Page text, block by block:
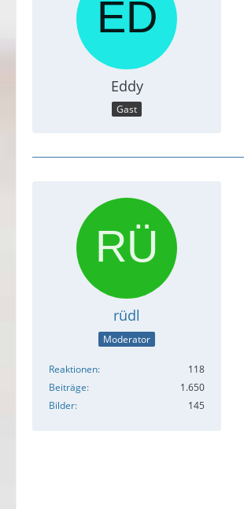
Eddy
Gast
rüdl
Moderator
Reaktionen
118
Beiträge
1.650
Bilder
145